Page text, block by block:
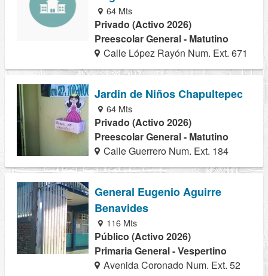
64 Mts
Privado (Activo 2026)
Preescolar General - Matutino
Calle López Rayón Num. Ext. 671
Jardin de Niños Chapultepec
64 Mts
Privado (Activo 2026)
Preescolar General - Matutino
Calle Guerrero Num. Ext. 184
General Eugenio Aguirre
Benavides
116 Mts
Público (Activo 2026)
Primaria General - Vespertino
Avenida Coronado Num. Ext. 52